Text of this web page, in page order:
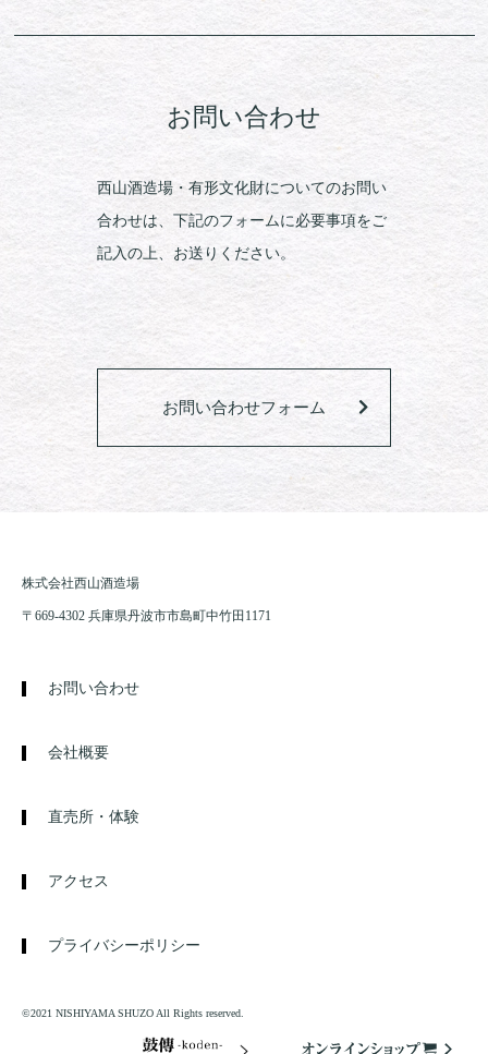
お問い合わせ
西山酒造場・有形文化財についてのお問い
合わせは、下記のフォームに必要事項をご
記入の上、お送りください。
お問い合わせフォーム
株式会社西山酒造場
〒669-4302 兵庫県丹波市市島町中竹田1171
お問い合わせ
会社概要
直売所・体験
アクセス
プライバシーポリシー
©2021 NISHIYAMA SHUZO All Rights reserved.